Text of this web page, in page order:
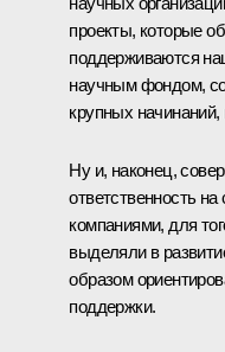
проекты, которые
поддерживаются
научным фондом,
крупных начинаний,
Ну и, наконец,
ответственность
компаниями, для
выделяли в
образом
поддержки.